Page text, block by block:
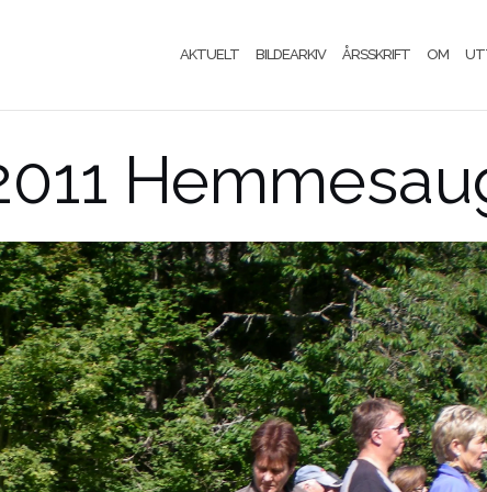
AKTUELT BILDEARKIV ÅRSSKRIFT OM